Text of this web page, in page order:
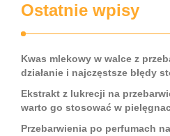
Ostatnie wpisy
Kwas mlekowy w walce z
działanie i najczęstsze błędy
Ekstrakt z lukrecji na
warto go stosować w
Przebarwienia po perfumach